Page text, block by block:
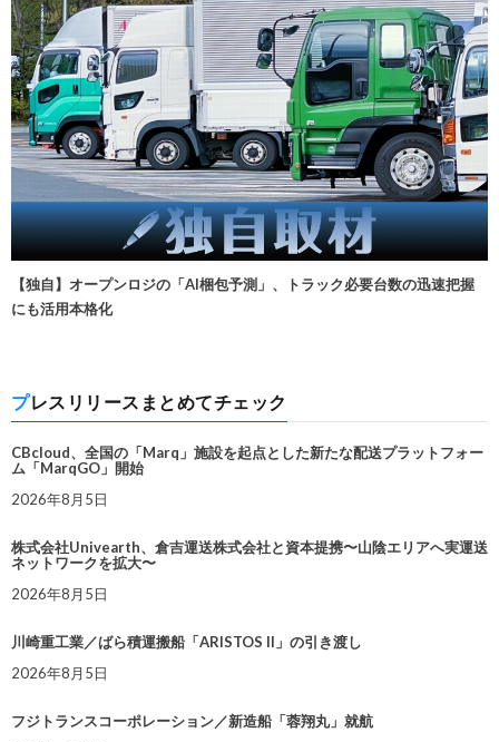
【独自】オープンロジの「AI梱包予測」、トラック必要台数の迅速把握
にも活用本格化
プレスリリースまとめてチェック
CBcloud、全国の「Marq」施設を起点とした新たな配送プラットフォー
ム「MarqGO」開始
2026年8月5日
株式会社Univearth、倉吉運送株式会社と資本提携〜山陰エリアへ実運送
ネットワークを拡大〜
2026年8月5日
川崎重工業／ばら積運搬船「ARISTOS II」の引き渡し
2026年8月5日
フジトランスコーポレーション／新造船「蓉翔丸」就航